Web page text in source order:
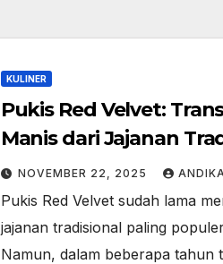
KULINER
Pukis Red Velvet:
Manis dari Jajanan
yang Bikin Ketagihan
NOVEMBER 22, 2025
Pukis Red Velvet sudah lama
jajanan tradisional paling
Namun, dalam beberapa tahun